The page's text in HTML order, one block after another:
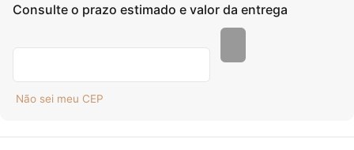
Consulte o prazo estimado e valor da entrega
Não sei meu CEP